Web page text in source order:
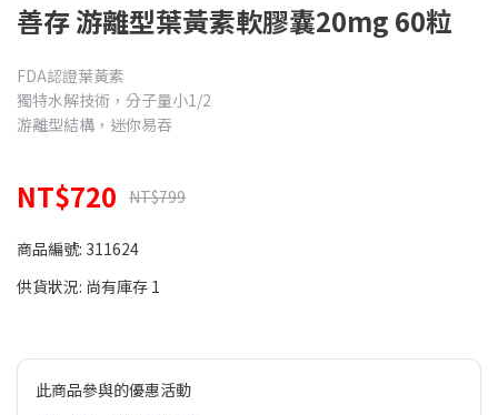
善存 游離型葉黃素軟膠囊20mg 60粒
FDA認證葉黃素
獨特水解技術，分子量小1/2
游離型結構，迷你易吞
NT$720 NT$799
商品編號: 311624
供貨狀況: 尚有庫存 1
此商品參與的優惠活動